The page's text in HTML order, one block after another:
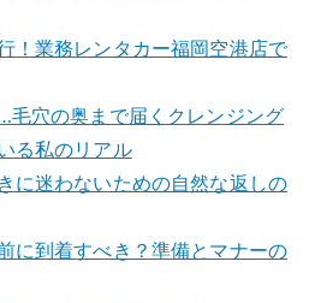
！業務レンタカー福岡空港店で
毛穴の奥まで届くクレンジング
る私のリアル
に迷わないための自然な返しの
に到着すべき？準備とマナーの